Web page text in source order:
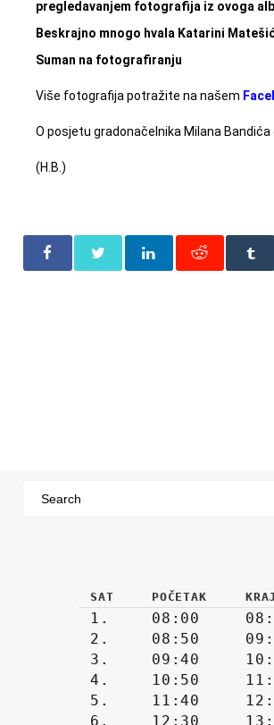
pregledavanjem fotografija iz ovoga
Beskrajno mnogo hvala Katarini
Suman na fotografiranju
Više fotografija potražite na našem
O posjetu gradonačelnika Milana
(H.B.)